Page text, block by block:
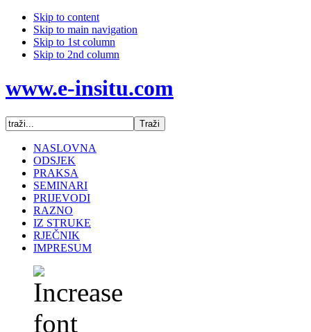
Skip to content
Skip to main navigation
Skip to 1st column
Skip to 2nd column
www.e-insitu.com
NASLOVNA
ODSJEK
PRAKSA
SEMINARI
PRIJEVODI
RAZNO
IZ STRUKE
RJEČNIK
IMPRESUM